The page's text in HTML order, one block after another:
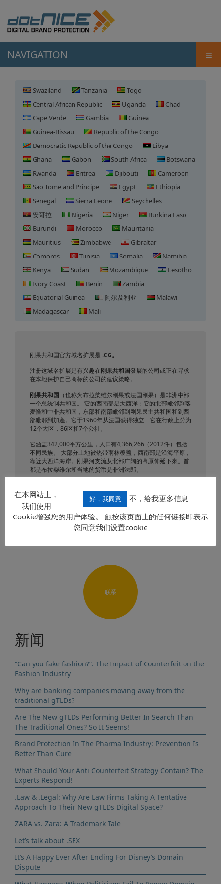
NAVIGATION ≡
Swaziland Tanzania
Togo
Central African Republic
Uganda
Chad
Cape Verde
Gambia
Guinea
Guinea-Bissau
Republic of the Congo
Democratic Republic of the Congo
Libya
Ghana
Gabon South Africa
Botswana
Rwanda
Eritrea Djibouti
Cameroon
Sao Tome and Principe
Egypt
Ethiopia
Senegal
Sierra Leone
Seychelles
安哥拉
Nigeria Niger
Burkina Faso
Burundi
Morocco
Mauritania
Mauritius
Zimbabwe
Gibraltar
Comoros
Tunisia Somalia
Namibia
Kenya
Sudan Mozambique
Lesotho
Ivory Coast
Benin
Zambia
Equatorial Guinea
阿尔及利亚
Malawi
Madagascar
Mali
刚果共和国域名注册
刚果共和国官方域名扩展是 .CG。
注册这域名扩展是有兴趣在刚果共和国發展的公司或正在寻求
在本地保护自己商标的公司的建议策略。
刚果共和国 （也称为布拉柴维尔刚果或法国刚果）是非洲中部
一个总统制共和国。 它的西南部是大西洋；它的北部毗邻到喀
麦隆和中非共和国，东部和南部毗邻到刚果民主共和国和到西
部毗邻到加蓬。它于1960年从法国获得独立；它在行政上分为
12个大区，86区和7个公社。
它涵盖342,000平方公里，人口有4,366,266（2012件）包括
不同民族。 大部分土地被热带雨林覆盖，西南部是沿海平原，
靠近大西洋海岸。刚果河支流从北部广阔的高原伸延下來。首
都是布拉柴维尔和当地的货币是非洲法郎。
钻石。官方语言为法语。
发送要求
联系
新闻
“Can you fake fashion?”: The Impact of Counterfeit on the
Fashion Industry
Why are banking companies moving away from the
traditional gTLDs?
Are The New gTLDs Performing Better In Search Than
The Traditional Ones? So It Seems!
Brand Protection In The Pharma Industry: Prevention Is
Better Than Cure
What Should Your Anti Counterfeit Strategy Contain? The
Experts Respond!
.Law & .Legal: Why Are Law Firms Taking A Tentative
Approach To Their New gTLDs Digital Space?
ZARA vs. Zara: A Trademark Tale
Let’s talk about .SEX
It’s A Happy Ever After Ending For Disney’s Domain
Dispute
好，我同意 不，给我更多信息
在本网站上，
我们使用
Cookie增强您的用户体验。 触按该页面上的任何链接即表示
您同意我们设置cookie